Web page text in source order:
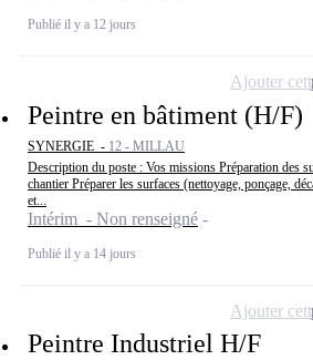
Publié il y a 12 jours
Peintre en bâtiment (H/F)
SYNERGIE - 12 - MILLAU
Description du poste : Vos missions Préparation des
chantier Préparer les surfaces (nettoyage, ponçage,
et...
Intérim - Non renseigné
Publié il y a 14 jours
Ajouter
Peintre Industriel H/F
Ajouter